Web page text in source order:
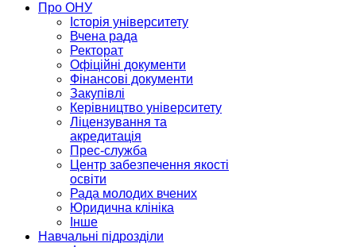
Про ОНУ
Історія університету
Вчена рада
Ректорат
Офіційні документи
Фінансові документи
Закупівлі
Керівництво університету
Ліцензування та
акредитація
Прес-служба
Центр забезпечення якості
освіти
Рада молодих вчених
Юридична клініка
Інше
Навчальні підрозділи